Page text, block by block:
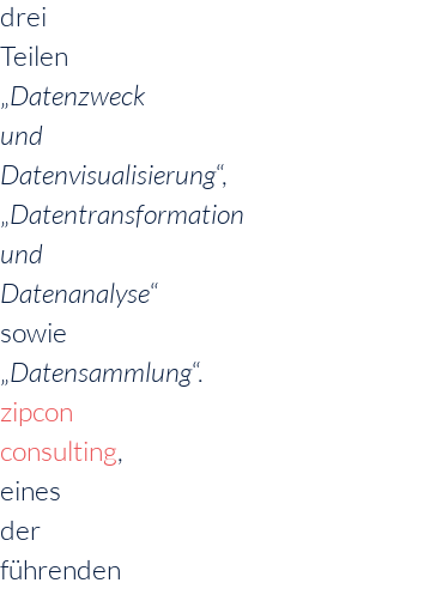
drei
Teilen
„Datenzweck
und
Datenvisualisierung“,
„Datentransformation
und
Datenanalyse“
sowie
„Datensammlung“.
zipcon
consulting,
eines
der
führenden